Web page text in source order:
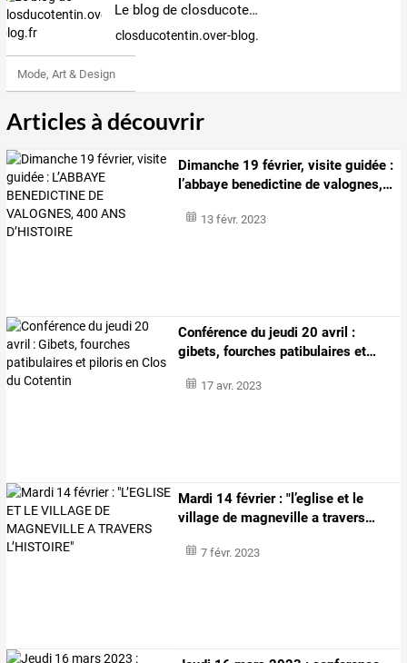
Le blog de closducotentin.over-blog.fr
closducotentin.over-blog.fr
Mode, Art & Design
Articles à découvrir
Dimanche 19 février, visite guidée :
l’abbaye benedictine de valognes,…
13 févr. 2023
Conférence du jeudi 20 avril :
gibets, fourches patibulaires et…
17 avr. 2023
Mardi 14 février: "l’eglise et le
village de magneville a travers…
7 févr. 2023